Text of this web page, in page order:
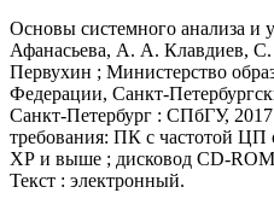
Основы системного анализа и
Афанасьева, А. А. Клавдиев,
Первухин ; Министерство
Федерации, Санкт-
Санкт-Петербург : СПбГУ,
требования: ПК с частотой
ХР и выше ; дисковод CD-
Текст : электронный.